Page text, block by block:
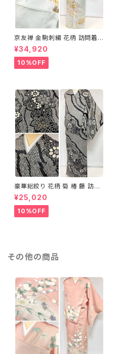
京友禅 金駒刺繍 花柄 訪問着
正絹 水色 黄緑 パステルカラー
アイスグリーン 1433
¥34,920
10%OFF
豪華総絞り 花柄 菊 椿 藤 訪問
着 鹿の子絞り ラメ 正絹 黒 白
グレー 1435
¥25,020
10%OFF
その他の商品